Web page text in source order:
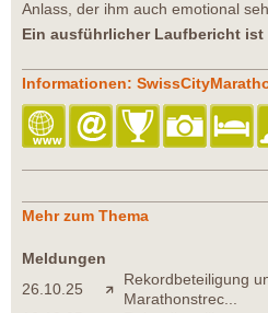
Anlass, der ihm auch emotional
Ein ausführlicher Laufbericht ist
Informationen:
Mehr zum Thema
Meldungen
26.10.25
Rekordbeteiligung
Marathonstrec...